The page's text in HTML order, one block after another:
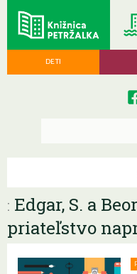
DETI
: Edgar, S. a
priateľstvo